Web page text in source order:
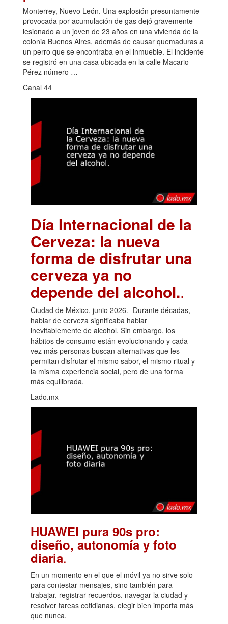
Monterrey, Nuevo León. Una explosión presuntamente
provocada por acumulación de gas dejó gravemente
lesionado a un joven de 23 años en una vivienda de la
colonia Buenos Aires, además de causar quemaduras a
un perro que se encontraba en el inmueble. El incidente
se registró en una casa ubicada en la calle Macario
Pérez número …
Canal 44
Día Internacional de la
Cerveza: la nueva
forma de disfrutar una
cerveza ya no
depende del alcohol..
Ciudad de México, junio 2026.- Durante décadas,
hablar de cerveza significaba hablar
inevitablemente de alcohol. Sin embargo, los
hábitos de consumo están evolucionando y cada
vez más personas buscan alternativas que les
permitan disfrutar el mismo sabor, el mismo ritual y
la misma experiencia social, pero de una forma
más equilibrada.
Lado.mx
HUAWEI pura 90s pro:
diseño, autonomía y foto
diaria.
En un momento en el que el móvil ya no sirve solo
para contestar mensajes, sino también para
trabajar, registrar recuerdos, navegar la ciudad y
resolver tareas cotidianas, elegir bien importa más
que nunca.